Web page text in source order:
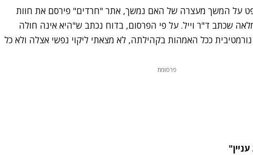
על המשך מעצרה של האם נמשך, אתר "חרדים" פירסם את חוות
שכתב ד"ר וייל. על פי הפרסום, בדוח נכתב ש"היא אינה חולה
ככל האמהות בקהילתה, לא מצאתי ליקוי נפשי אצלה ולא כל
פרסומת